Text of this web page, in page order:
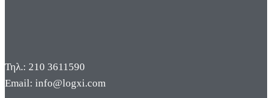
Τηλ.: 210 3611590
Email: info@logxi.com